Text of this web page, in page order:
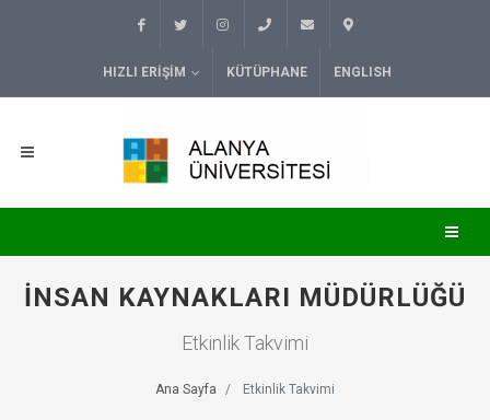
HIZLI ERIŞIM KÜTÜPHANE ENGLISH
İNSAN KAYNAKLARI MÜDÜRLÜĞÜ
Etkinlik Takvimi
Ana Sayfa Etkinlik Takvimi